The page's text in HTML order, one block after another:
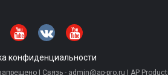
конфиденциальности
| Связь - admin@ap-pro.ru | AP